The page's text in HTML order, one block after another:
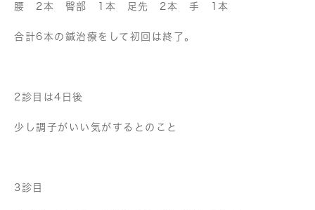
腰 2本 臀部 1本 足先 2本 手 1本
合計6本の鍼治療をして初回は終了。
2診目は4日後
少し調子がいい気がするとのこと
3診目